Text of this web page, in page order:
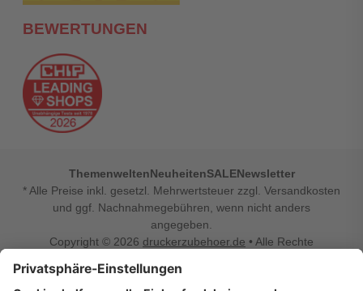
BEWERTUNGEN
ThemenweltenNeuheitenSALENewsletter
* Alle Preise inkl. gesetzl. Mehrwertsteuer zzgl. Versandkosten
und ggf. Nachnahmegebühren, wenn nicht anders
angegeben.
Copyright © 2026 druckerzubehoer.de • Alle Rechte
Vertrag widerrufen